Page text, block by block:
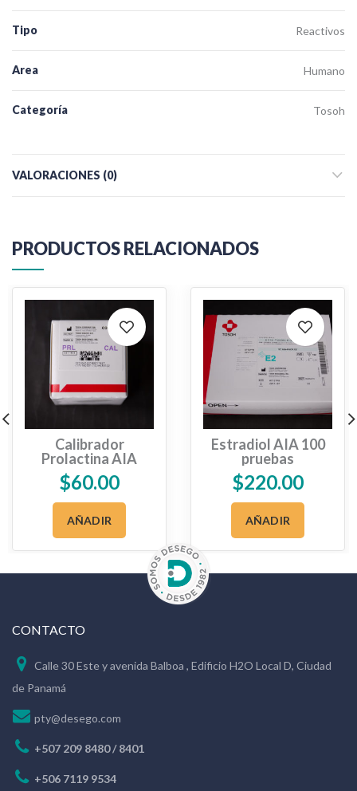
Tipo Reactivos
Area Humano
Categoría Tosoh
VALORACIONES (0)
PRODUCTOS RELACIONADOS
Calibrador
Prolactina AIA
$60.00
AÑADIR
Estradiol AIA 100
pruebas
$220.00
AÑADIR
CONTACTO
Calle 30 Este y avenida Balboa , Edificio H2O Local D, Ciudad
de Panamá
pty@desego.com
+507 209 8480 / 8401
+506 7119 9534